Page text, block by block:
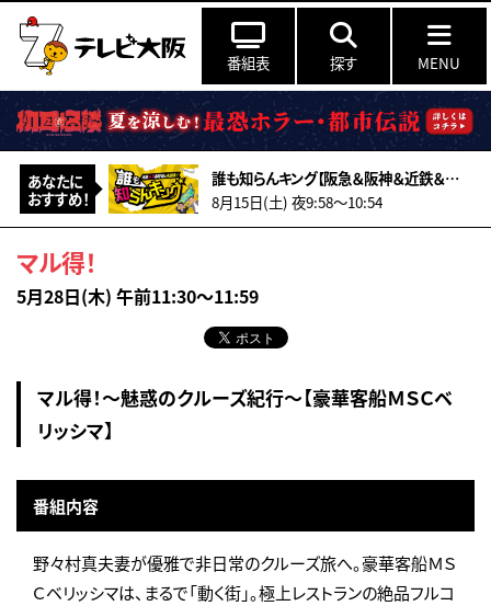
番組表 探す MENU
あなたに
おすすめ！
誰も知らんキング【阪急＆阪神＆近鉄＆南海＆メトロ…鉄道ミステリー2026夏】
8月15日(土) 夜9:58〜10:54
マル得！
5月28日(木) 午前11:30～11:59
マル得！～魅惑のクルーズ紀行～【豪華客船ＭＳＣベ
リッシマ】
番組内容
野々村真夫妻が優雅で非日常のクルーズ旅へ。豪華客船ＭＳ
Ｃベリッシマは、まるで「動く街」。極上レストランの絶品フルコ